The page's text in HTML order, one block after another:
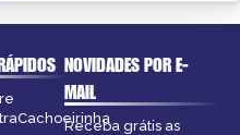
NOVIDADES POR E-
MAIL
Receba grátis as